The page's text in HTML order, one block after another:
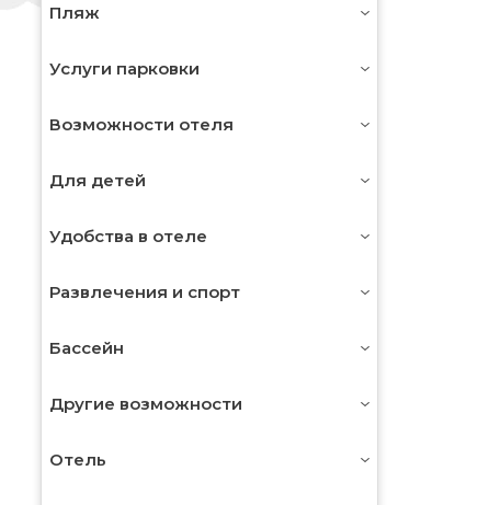
Пляж
Услуги парковки
Возможности отеля
Для детей
Удобства в отеле
Развлечения и спорт
Бассейн
Другие возможности
Отель